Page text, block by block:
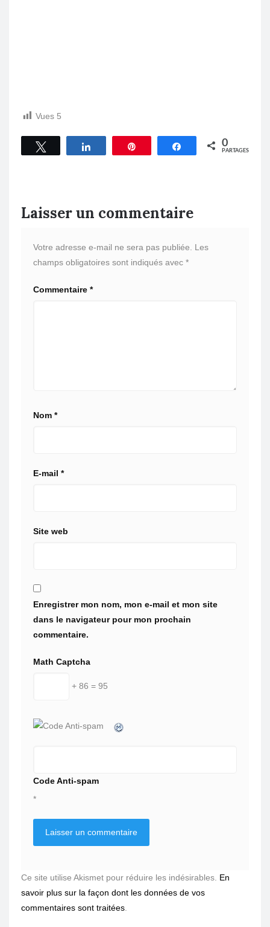
Vues 5
Tweetez Partagez Partagez 0
PARTAGES
Laisser un commentaire
Votre adresse e-mail ne sera pas publiée.
Les
champs obligatoires sont indiqués avec *
Commentaire *
Nom *
E-mail *
Site web
Enregistrer mon nom, mon e-mail et mon site
dans le navigateur pour mon prochain
commentaire.
Math Captcha
+ 86 = 95
Code Anti-spam
*
Ce site utilise Akismet pour réduire les indésirables. En
savoir plus sur la façon dont les données de vos
commentaires sont traitées